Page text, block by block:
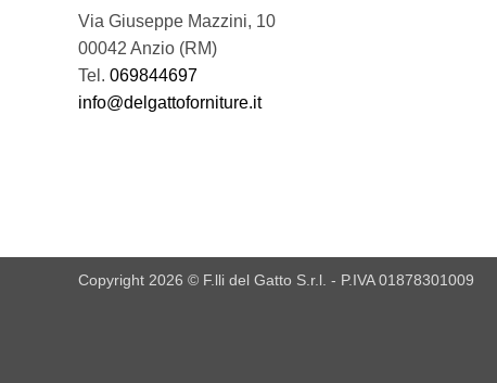
Via Giuseppe Mazzini, 10
00042 Anzio (RM)
Tel. 069844697
info@delgattoforniture.it
Copyright 2026 © F.lli del Gatto S.r.l. - P.IVA 01878301009